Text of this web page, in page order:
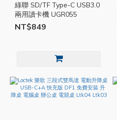
綠聯 SD/TF Type-C USB3.0
兩用讀卡機 UGR055
NT$849